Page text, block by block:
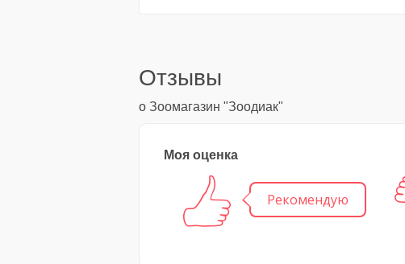
Отзывы
о Зоомагазин "Зоодиак"
Моя оценка
Рекомендую